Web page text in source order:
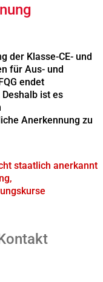
der Klasse-CE- und
für Aus- und
endet
ist es
Anerkennung zu
staatlich anerkannt